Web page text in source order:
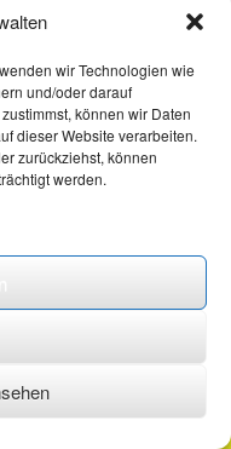
wir Technologien wie
und/oder darauf
können wir Daten
dieser Website verarbeiten.
zurückziehst, können
werden.
·Impressum ·